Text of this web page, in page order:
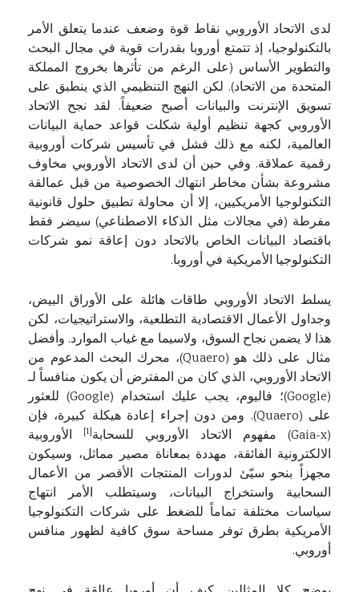
لدى الاتحاد الأوروبي نقاط قوة وضعف عندما يتعلق الأمر
بالتكنولوجيا، إذ تتمتع أوروبا بقدرات قوية في مجال البحث
والتطوير الأساس (على الرغم من تأثرها بخروج المملكة
المتحدة من الاتحاد). لكن النهج التنظيمي الذي ينطبق على
تسويق الإنترنت والبيانات أصبح ضعيفاً. لقد نجح الاتحاد
الأوروبي كجهة تنظيم أولية شكلت قواعد حماية البيانات
العالمية، لكنه مع ذلك فشل في تأسيس شركات أوروبية
رقمية عملاقة. وفي حين أن لدى الاتحاد الأوروبي مخاوف
مشروعة بشأن مخاطر انتهاك الخصوصية من قبل عمالقة
التكنولوجيا الأمريكيين، إلا أن محاولة تطبيق حلول قانونية
مفرطة (في مجالات مثل الذكاء الاصطناعي) سيضر فقط
باقتصاد البيانات الخاص بالاتحاد دون إعاقة نمو شركات
التكنولوجيا الأمريكية في أوروبا.
يسلط الاتحاد الأوروبي طاقات هائلة على الأوراق البيض،
وجداول الأعمال الاقتصادية التطلعية، والاستراتيجيات، لكن
هذا لا يضمن نجاح السوق، ولاسيما مع غياب الموارد. وأفضل
مثال على ذلك هو (Quaero)، محرك البحث المدعوم من
الاتحاد الأوروبي، الذي كان من المفترض أن يكون منافساً لـ
(Google)؛ فاليوم، يجب عليك استخدام (Google) للعثور
على (Quaero). ومن دون إجراء إعادة هيكلة كبيرة، فإن
(Gaia-x) مفهوم الاتحاد الأوروبي للسحابة
[1]
الأوروبية
الالكترونية الفائقة، مهددة بمعاناة مصير مماثل، وسيكون
مجهزاً بنحو سيّئ لدورات المنتجات الأقصر من الأعمال
السحابية واستخراج البيانات، وسيتطلب الأمر انتهاج
سياسات مختلفة تماماً للضغط على شركات التكنولوجيا
الأمريكية بطرق توفر مساحة سوق كافية لظهور منافس
أوروبي.